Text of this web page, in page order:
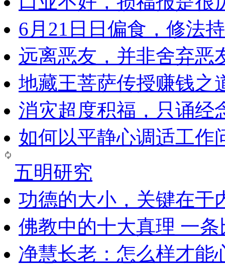
6月21日日偏食，修法
远离恶友，并非舍弃恶
地藏王菩萨传授赚钱之
消灾超度积福，只诵经
如何以平静心调适工作
五明研究
功德的大小，关键在于
佛教中的十大真理 一
净慧长老：怎么样才能